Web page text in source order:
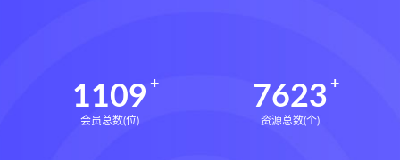
1109
会员总数(位)
7623
资源总数(个)